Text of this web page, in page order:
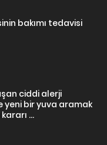
bakımı tedavisi
ciddi alerji
yeni bir yuva aramak
...